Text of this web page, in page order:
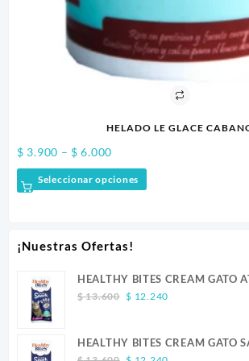
HELADO LE GLACE
$ 3.900 – $ 6.000Price
range:
$ 3.900
Seleccionar opciones
¡Nuestras Ofertas!
HEALTHY BITES CREAM GATO
$13.600 Original
$ 13.600.
$ 12.240Current
$ 12.240.
HEALTHY BITES CREAM GATO